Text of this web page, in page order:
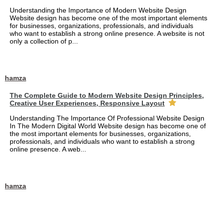
Understanding the Importance of Modern Website Design
Website design has become one of the most important elements
for businesses, organizations, professionals, and individuals
who want to establish a strong online presence. A website is not
only a collection of p...
hamza
The Complete Guide to Modern Website Design Principles,
Creative User Experiences, Responsive Layout
Understanding The Importance Of Professional Website Design
In The Modern Digital World Website design has become one of
the most important elements for businesses, organizations,
professionals, and individuals who want to establish a strong
online presence. A web...
hamza